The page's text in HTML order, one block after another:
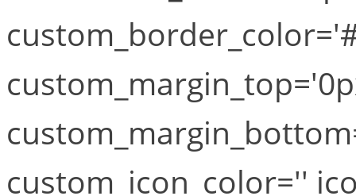
custom_icon_color=''